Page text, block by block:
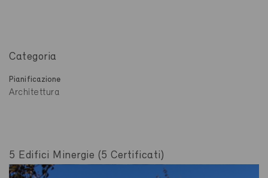
Categoria
Pianificazione
Architettura
5 Edifici Minergie (5 Certificati)